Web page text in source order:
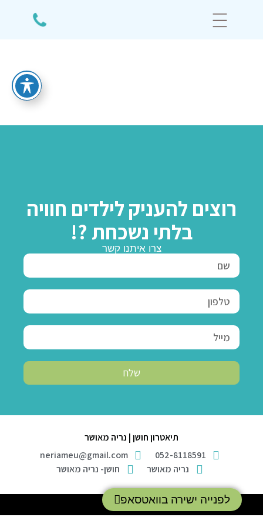
יצירת קשר
רוצים להעניק לילדים חוויה
בלתי נשכחת ?!
צרו איתנו קשר
שלח
תיאטרון חושן | נריה מאושר
052-8118591
neriameu@gmail.com
נריה מאושר
חושן- נריה מאושר
אמיתי דיגיטל
לפנייה ישירה בוואטסאפ